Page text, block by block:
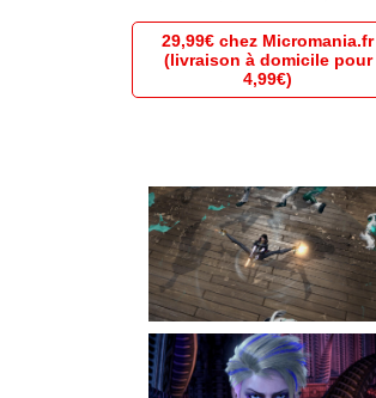
29,99€ chez Micromania.fr
(livraison à domicile pour
4,99€)